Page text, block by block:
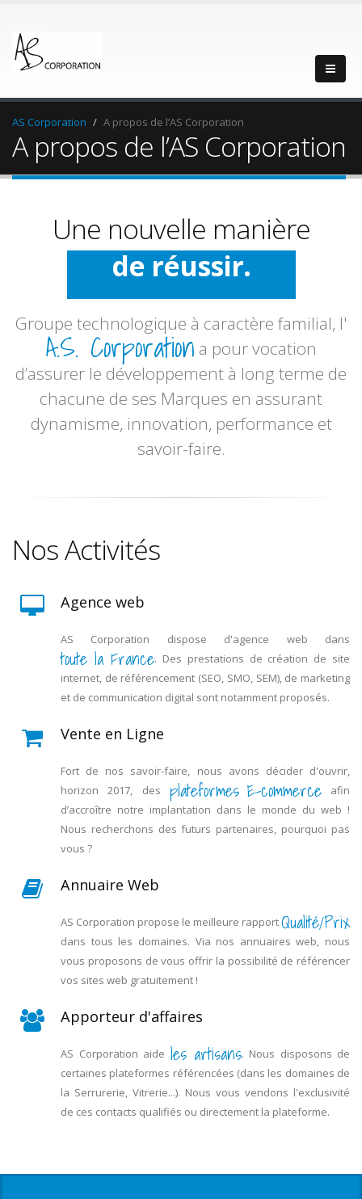
AS Corporation A propos de l’AS Corporation
A propos de l’AS Corporation
Une nouvelle manière
d'entreprendre.
de progresser.
de réussir.
d'entreprendre.
Groupe technologique à caractère familial, l'
A.S. Corporation a pour vocation
d’assurer le développement à long terme de
chacune de ses Marques en assurant
dynamisme, innovation, performance et
savoir-faire.
Nos Activités
Agence web
AS Corporation dispose d'agence web dans
toute la France. Des prestations de création de site
internet, de référencement (SEO, SMO, SEM), de marketing
et de communication digital sont notamment proposés.
Vente en Ligne
Fort de nos savoir-faire, nous avons décider d'ouvrir,
horizon 2017, des plateformes E-commerceafin
d’accroître notre implantation dans le monde du web !
Nous recherchons des futurs partenaires, pourquoi pas
vous ?
Annuaire Web
AS Corporation propose le meilleure rapportQualité/Prix
dans tous les domaines. Via nos annuaires web, nous
vous proposons de vous offrir la possibilité de référencer
vos sites web gratuitement !
Apporteur d'affaires
AS Corporation aide les artisans. Nous disposons de
certaines plateformes référencées (dans les domaines de
la Serrurerie, Vitrerie...). Nous vous vendons l'exclusivité
de ces contacts qualifiés ou directement la plateforme.